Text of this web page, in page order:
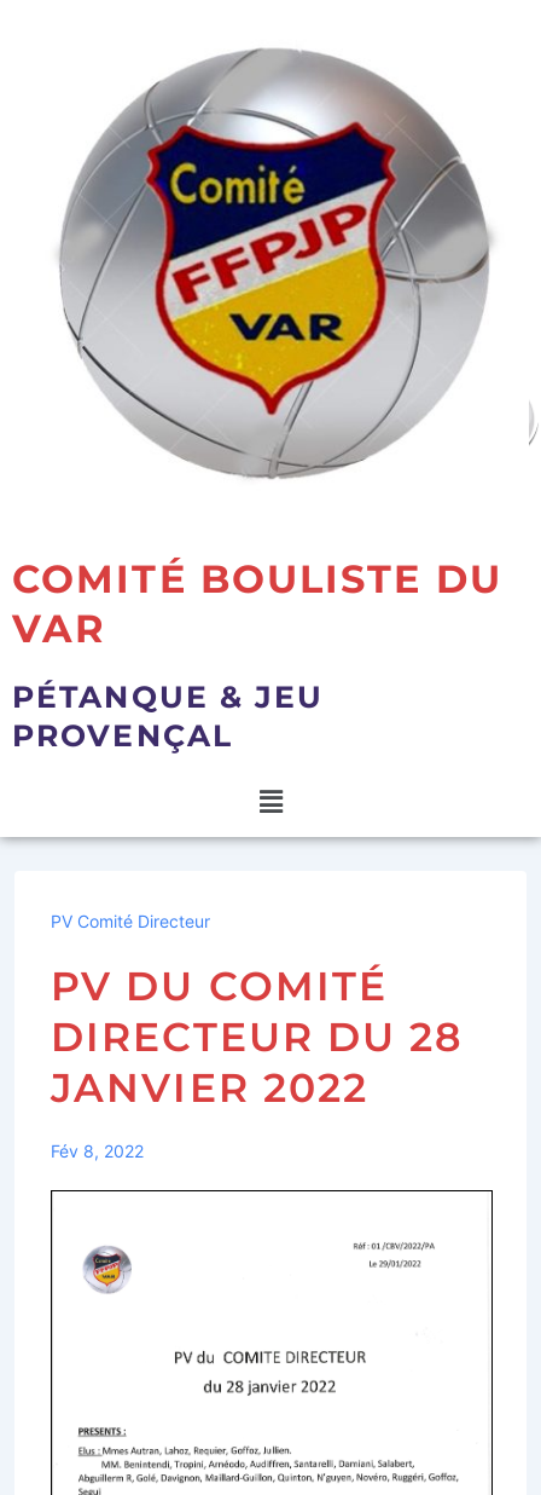
COMITÉ BOULISTE DU
VAR
PÉTANQUE & JEU
PROVENÇAL
PV Comité Directeur
PV DU COMITÉ
DIRECTEUR DU 28
JANVIER 2022
Fév 8, 2022